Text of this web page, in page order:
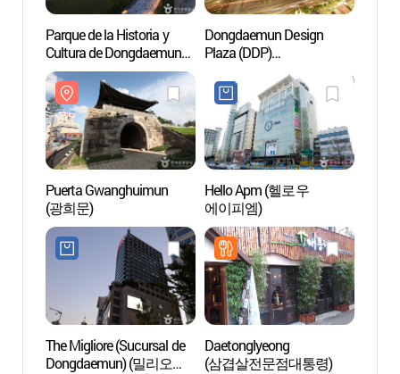
Parque de la Historia y
Cultura de Dongdaemun
(동대문역사문화공원)
Dongdaemun Design
Plaza (DDP)
(동대문디자인플라자
(DDP))
Puerta Gwanghuimun
(광희문)
Hello Apm (헬로우
에이피엠)
The Migliore (Sucursal de
Dongdaemun) (밀리오레
Daetonglyeong
(삼겹살전문점대통령)